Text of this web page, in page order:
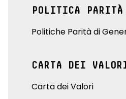
POLITICA PARITÀ
Politiche Parità di
CARTA DEI
Carta dei Valori